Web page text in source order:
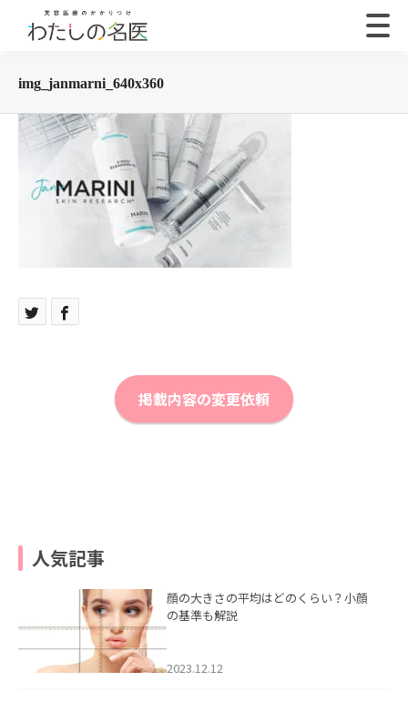
img_janmarni_640x360
掲載内容の変更依頼
人気記事
顔の大きさの平均はどのくらい？小顔
の基準も解説
2023.12.12